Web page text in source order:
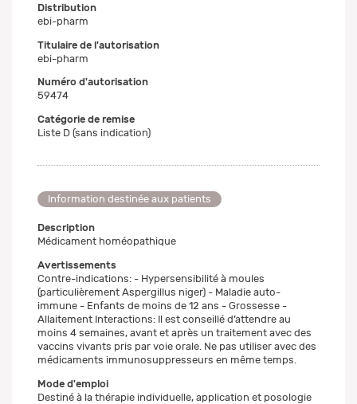
Distribution
ebi-pharm
Titulaire de l'autorisation
ebi-pharm
Numéro d'autorisation
59474
Catégorie de remise
Liste D (sans indication)
Information destinée aux patients
Description
Médicament homéopathique
Avertissements
Contre-indications: - Hypersensibilité à moules
(particulièrement Aspergillus niger) - Maladie auto-
immune - Enfants de moins de 12 ans - Grossesse -
Allaitement Interactions: Il est conseillé d’attendre au
moins 4 semaines, avant et après un traitement avec des
vaccins vivants pris par voie orale. Ne pas utiliser avec des
médicaments immunosuppresseurs en même temps.
Mode d'emploi
Destiné à la thérapie individuelle, application et posologie